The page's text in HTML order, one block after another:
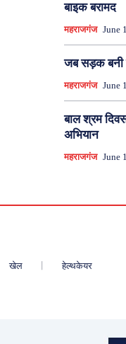
बाइक बरामद
महराजगंज June
जब सड़क बनी
महराजगंज June
बाल श्रम
अभियान
महराजगंज June
खेल हेल्थकेयर